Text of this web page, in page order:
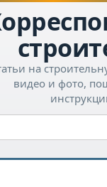
на
видео и фото,